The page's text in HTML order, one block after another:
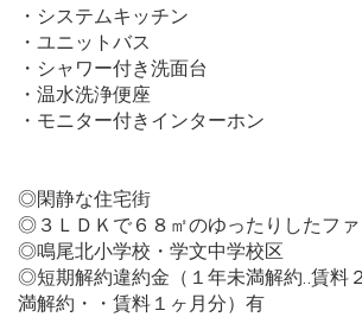
・システムキッチン
・ユニットバス
・シャワー付き洗面台
・温水洗浄便座
・モニター付きインターホン
◎閑静な住宅街
◎３ＬＤＫで６８㎡のゆったりしたフ
◎鳴尾北小学校・学文中学校区
◎短期解約違約金（１年未満解約‥賃料
満解約・・賃料１ヶ月分）有